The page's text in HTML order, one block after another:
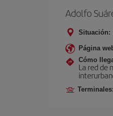
Adolfo
Situación:
Página
Cómo
La red de